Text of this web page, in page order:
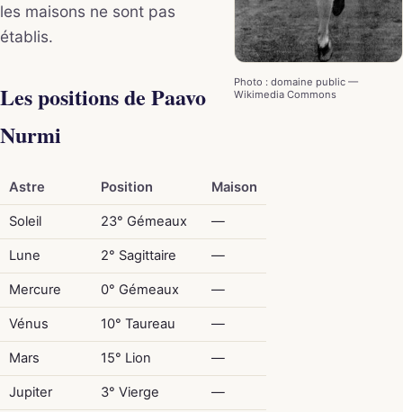
Photo : domaine public —
Wikimedia Commons
les maisons ne sont pas
établis.
Les positions de Paavo
Nurmi
Astre Position Maison
Soleil 23° Gémeaux —
Lune 2° Sagittaire —
Mercure 0° Gémeaux —
Vénus 10° Taureau —
Mars 15° Lion —
Jupiter 3° Vierge —